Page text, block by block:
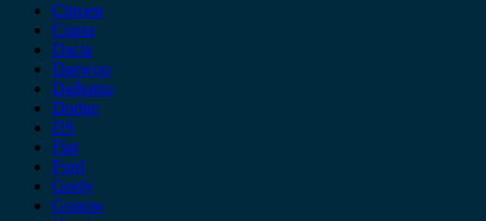
Citroen
Cupra
Dacia
Daewoo
Daihatsu
Dodge
DS
Fiat
Ford
Geely
Gonow